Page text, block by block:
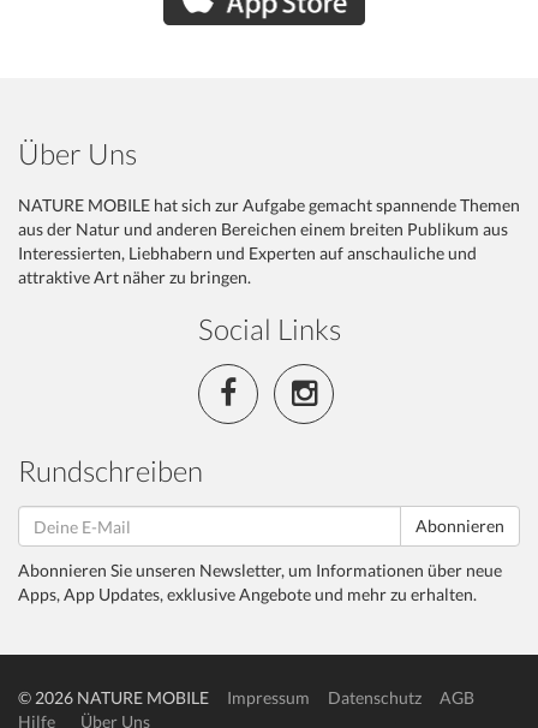
Über Uns
NATURE MOBILE hat sich zur Aufgabe gemacht spannende Themen
aus der Natur und anderen Bereichen einem breiten Publikum aus
Interessierten, Liebhabern und Experten auf anschauliche und
attraktive Art näher zu bringen.
Social Links
Rundschreiben
Abonnieren
Abonnieren Sie unseren Newsletter, um Informationen über neue
Apps, App Updates, exklusive Angebote und mehr zu erhalten.
© 2026 NATURE MOBILE Impressum Datenschutz
AGB
Hilfe
Über Uns